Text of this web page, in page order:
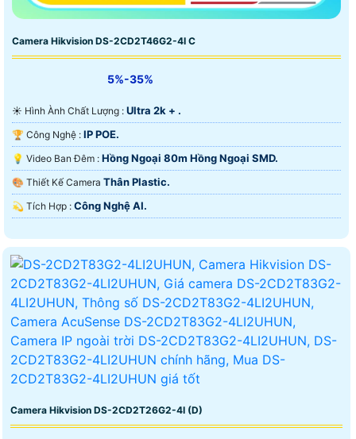
Camera Hikvision DS-2CD2T46G2-4I C
5%-35%
☀️ Hình Ành Chất Lượng : Ultra 2k + .
🏆 Công Nghệ : IP POE.
💡 Video Ban Đêm : Hồng Ngoại 80m Hồng Ngoại SMD.
🎨 Thiết Kế Camera Thân Plastic.
️💫 Tích Hợp : Công Nghệ AI.
Camera Hikvision DS-2CD2T26G2-4I (D)